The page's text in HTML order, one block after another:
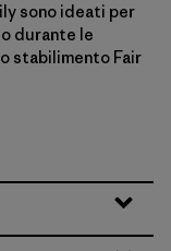
sono ideati per
durante le
stabilimento Fair